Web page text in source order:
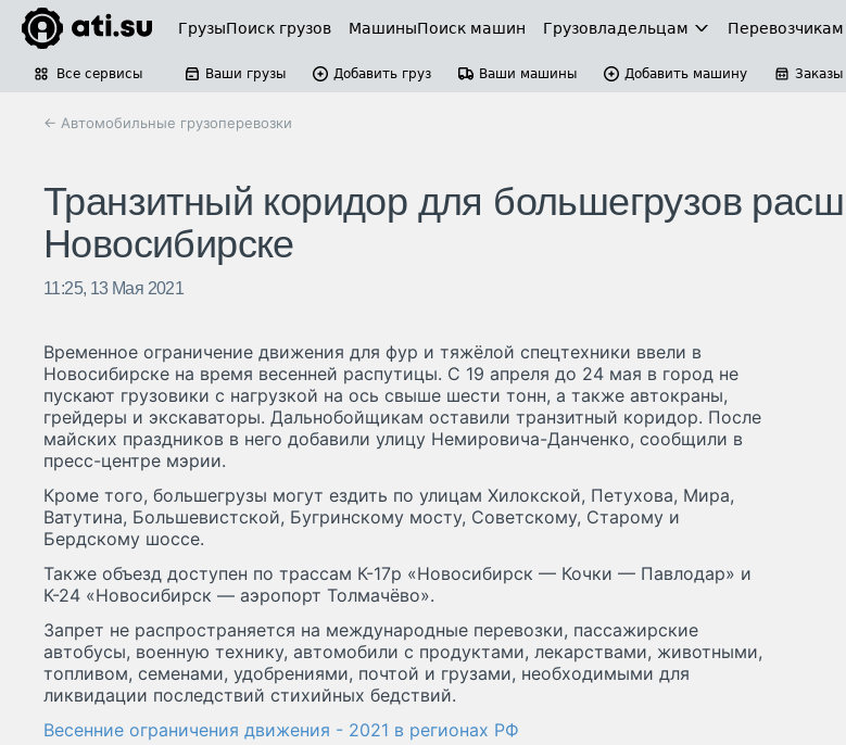
ГрузыПоиск грузов МашиныПоиск машин Грузовладельцам Перевозчикам
Все сервисы Ваши грузы Добавить груз Ваши машины Добавить машину Заказы
← Автомобильные грузоперевозки
Транзитный коридор для большегрузов
Новосибирске
11:25, 13 Мая 2021
Временное ограничение движения для фур и тяжёлой спецтехники ввели в
Новосибирске на время весенней распутицы. С 19 апреля до 24 мая в город не
пускают грузовики с нагрузкой на ось свыше шести тонн, а также автокраны,
грейдеры и экскаваторы. Дальнобойщикам оставили транзитный коридор. После
майских праздников в него добавили улицу Немировича-Данченко, сообщили в
пресс-центре мэрии.
Кроме того, большегрузы могут ездить по улицам Хилокской, Петухова, Мира,
Ватутина, Большевистской, Бугринскому мосту, Советскому, Старому и
Бердскому шоссе.
Также объезд доступен по трассам К-17р «Новосибирск — Кочки — Павлодар» и
К-24 «Новосибирск — аэропорт Толмачёво».
Запрет не распространяется на международные перевозки, пассажирские
автобусы, военную технику, автомобили с продуктами, лекарствами, животными,
топливом, семенами, удобрениями, почтой и грузами, необходимыми для
ликвидации последствий стихийных бедствий.
Весенние ограничения движения - 2021 в регионах РФ